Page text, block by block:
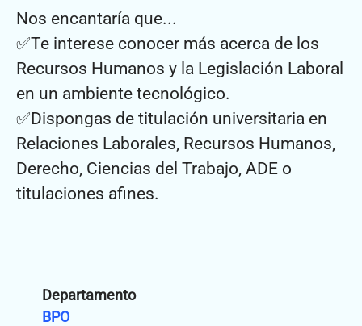
Nos encantaría que...
✅Te interese conocer más acerca de los
Recursos Humanos y la Legislación Laboral
en un ambiente tecnológico.
✅Dispongas de titulación universitaria en
Relaciones Laborales, Recursos Humanos,
Derecho, Ciencias del Trabajo, ADE o
titulaciones afines.
Departamento
BPO